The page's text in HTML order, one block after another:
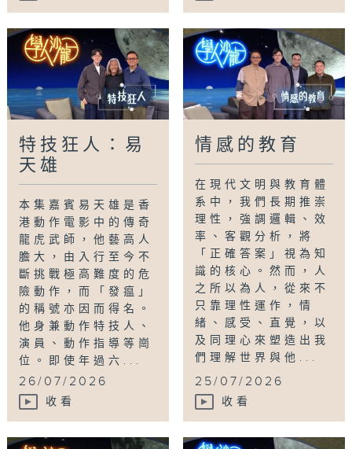
特技狂人：易
天雄
本集嘉賓易天雄是香
港動作電影中的傳奇
龍虎武師，他藝高人
膽大，由入行至今不
斷挑戰極高難度的危
險動作，而「發瘟」
的稱號亦因而得名。
他身兼動作特技人、
演員、動作指導等崗
位。即使年過六...
26/07/2026
收看
情感的教育
在現代文明與教育體
系中，我們長期推崇
理性，強調邏輯、效
率、客觀分析，將
「正確答案」視為知
識的核心。然而，人
之所以為人，從來不
只靠理性運作，情
緒、感受、直覺，以
及同理心來塑造出我
們理解世界與他...
25/07/2026
收看